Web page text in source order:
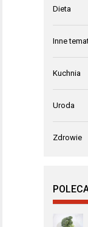
Dieta
Inne
Kuchnia
Uroda
Zdrowie